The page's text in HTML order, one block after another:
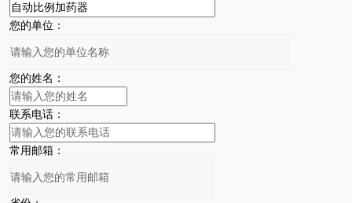
您的单位：
您的姓名：
联系电话：
常用邮箱：